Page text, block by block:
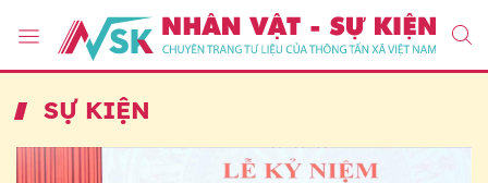
SỰ KIỆN